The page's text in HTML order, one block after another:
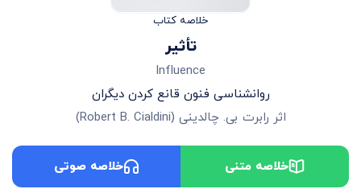
خلاصه کتاب
تأثیر
Influence
روانشناسی فنون قانع کردن دیگران
اثر رابرت بی. چالدینی (
Robert B. Cialdini
)
خلاصه متنی خلاصه صوتی